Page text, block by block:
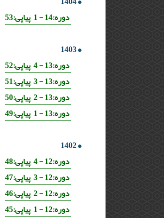
دوره:14 - 1 پیاپی:53
1403
دوره:13 - 4 پیاپی:52
دوره:13 - 3 پیاپی:51
دوره:13 - 2 پیاپی:50
دوره:13 - 1 پیاپی:49
1402
دوره:12 - 4 پیاپی:48
دوره:12 - 3 پیاپی:47
دوره:12 - 2 پیاپی:46
دوره:12 - 1 پیاپی:45